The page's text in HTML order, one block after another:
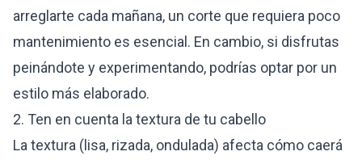
arreglarte cada mañana, un corte que requiera poco
mantenimiento es esencial. En cambio, si disfrutas
peinándote y experimentando, podrías optar por un
estilo más elaborado.
2. Ten en cuenta la textura de tu cabello
La textura (lisa, rizada, ondulada) afecta cómo caerá